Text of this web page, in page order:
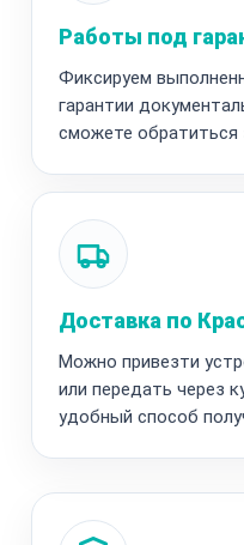
Работы под
Фиксируем
гарантии
сможете обратиться
Доставка по
Можно привезти
или передать через
удобный способ